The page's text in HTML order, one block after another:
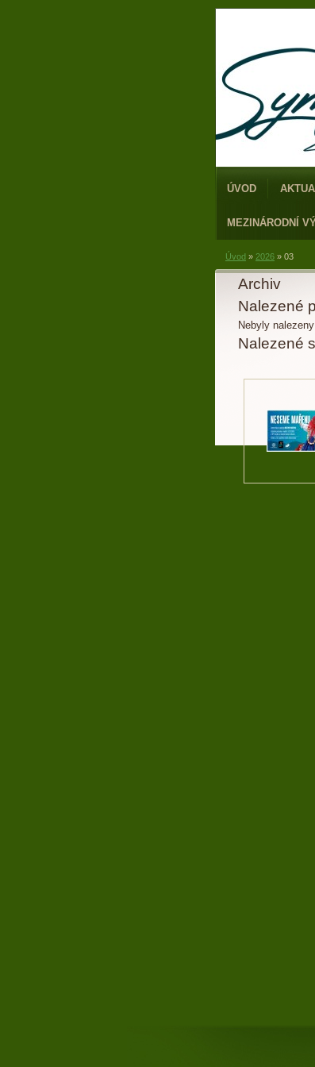
ÚVOD
MEZINÁRODNÍ
Úvod » 2026 » 03
Archiv
Nalezené
Nebyly
Nalezené